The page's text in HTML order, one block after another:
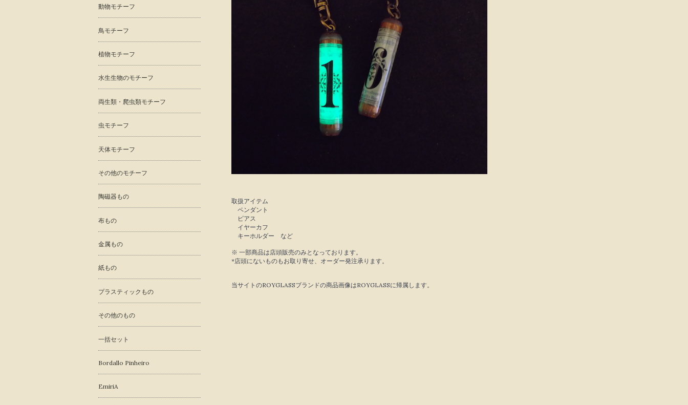
取扱アイテム
ペンダント
ピアス
イヤーカフ
キーホルダー など
※ 一部商品は店頭販売のみとなっております。
*店頭にないものもお取り寄せ、オーダー発注承ります。
当サイトのROYGLASSブランドの商品画像はROYGLASSに帰属します。
動物モチーフ
鳥モチーフ
植物モチーフ
水生生物のモチーフ
両生類・爬虫類モチーフ
虫モチーフ
天体モチーフ
その他のモチーフ
陶磁器もの
布もの
金属もの
紙もの
プラスティックもの
その他のもの
一括セット
Bordallo Pinheiro
EmiriA